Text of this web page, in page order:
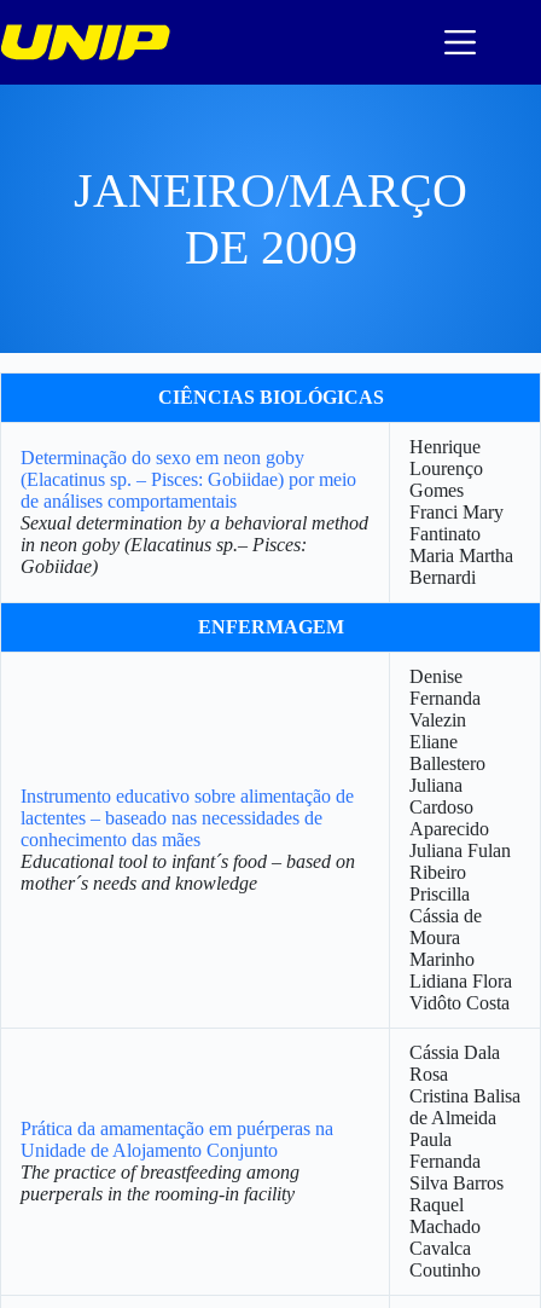
para
o
JANEIRO/MARÇO
DE 2009
CIÊNCIAS BIOLÓGICAS
Determinação do sexo em neon goby
(Elacatinus sp. – Pisces: Gobiidae) por meio
de análises comportamentais
Sexual determination by a behavioral method
in neon goby (Elacatinus sp.– Pisces:
Gobiidae)
Henrique
Lourenço
Gomes
Franci Mary
Fantinato
Maria Martha
Bernardi
ENFERMAGEM
Instrumento educativo sobre alimentação de
lactentes – baseado nas necessidades de
conhecimento das mães
Educational tool to infant´s food – based on
mother´s needs and knowledge
Denise
Fernanda
Valezin
Eliane
Ballestero
Juliana
Cardoso
Aparecido
Juliana Fulan
Ribeiro
Priscilla
Cássia de
Moura
Marinho
Lidiana Flora
Vidôto Costa
Prática da amamentação em puérperas na
Unidade de Alojamento Conjunto
The practice of breastfeeding among
puerperals in the rooming-in facility
Cássia Dala
Rosa
Cristina Balisa
de Almeida
Paula
Fernanda
Silva Barros
Raquel
Machado
Cavalca
Coutinho